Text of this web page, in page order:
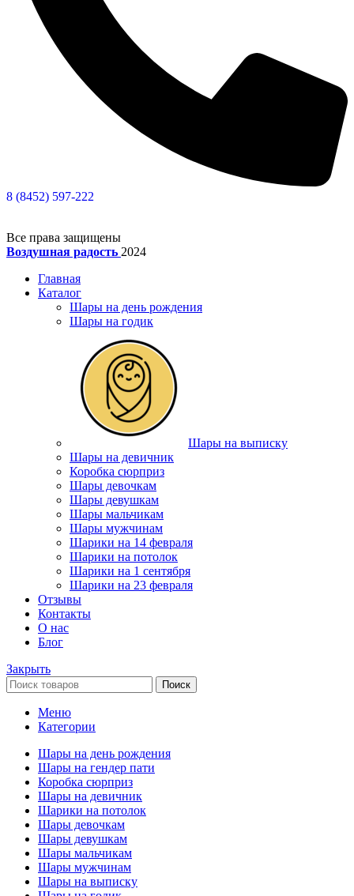
8 (8452) 597-222
Все права защищены
Воздушная радость 2024
Главная
Каталог
Шары на день рождения
Шары на годик
Шары на выписку
Шары на девичник
Коробка сюрприз
Шары девочкам
Шары девушкам
Шары мальчикам
Шары мужчинам
Шарики на 14 февраля
Шарики на потолок
Шарики на 1 сентября
Шарики на 23 февраля
Отзывы
Контакты
О нас
Блог
Закрыть
Поиск
Меню
Категории
Шары на день рождения
Шары на гендер пати
Коробка сюрприз
Шары на девичник
Шарики на потолок
Шары девочкам
Шары девушкам
Шары мальчикам
Шары мужчинам
Шары на выписку